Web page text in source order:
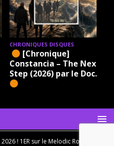
CHRONIQUES DISQUES
[Chronique]
Constancia – The Next
Step (2026) par le Doc.
! 1ER sur le Melodic Rock en